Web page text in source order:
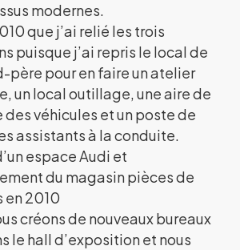
modernes.
que j’ai relié les trois
puisque j’ai repris le local de
père pour en faire un atelier
un local outillage, une aire de
véhicules et un poste de
assistants à la conduite.
espace Audi et
du magasin pièces de
en 2010
créons de nouveaux bureaux
le hall d’exposition et nous